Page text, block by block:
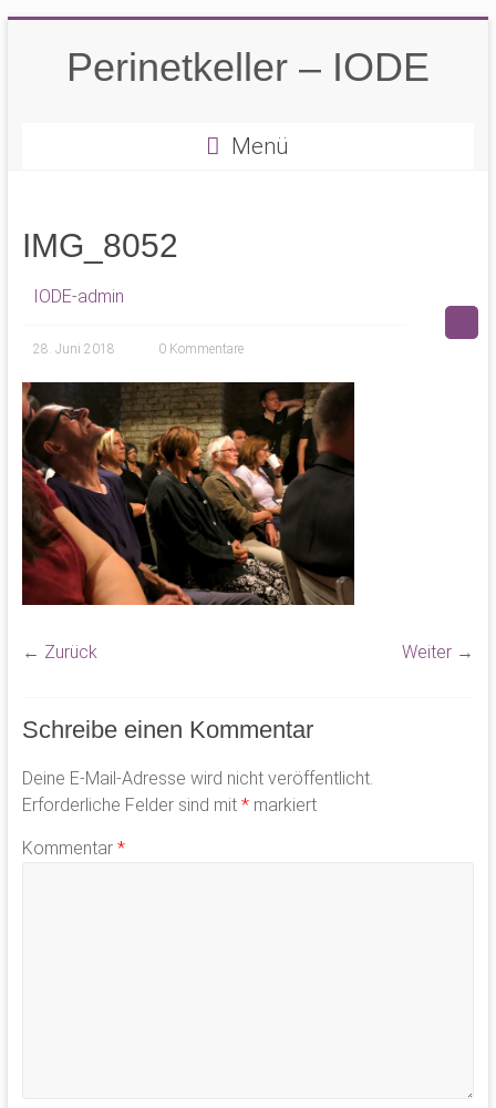
Perinetkeller – IODE
Menü
IMG_8052
IODE-admin
28. Juni 2018 0 Kommentare
← Zurück Weiter →
Schreibe einen Kommentar
Deine E-Mail-Adresse wird nicht veröffentlicht.
Erforderliche Felder sind mit *markiert
Kommentar *